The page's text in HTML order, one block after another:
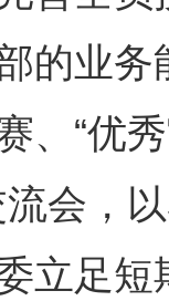
的业
、“优
流会，
立足